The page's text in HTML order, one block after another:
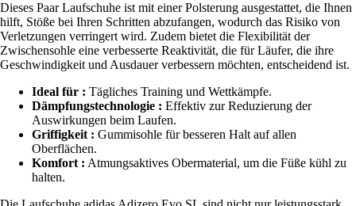
Dieses Paar Laufschuhe ist mit einer Polsterung ausgestattet, die Ihnen
hilft, Stöße bei Ihren Schritten abzufangen, wodurch das Risiko von
Verletzungen verringert wird. Zudem bietet die Flexibilität der
Zwischensohle eine verbesserte Reaktivität, die für Läufer, die ihre
Geschwindigkeit und Ausdauer verbessern möchten, entscheidend ist.
Ideal für : Tägliches Training und Wettkämpfe.
Dämpfungstechnologie : Effektiv zur Reduzierung der
Auswirkungen beim Laufen.
Griffigkeit : Gummisohle für besseren Halt auf allen
Oberflächen.
Komfort : Atmungsaktives Obermaterial, um die Füße kühl zu
halten.